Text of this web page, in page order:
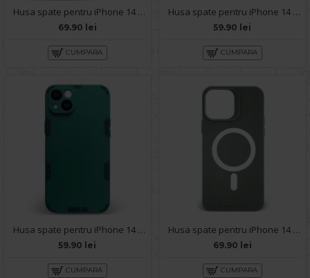
Husa spate pentru iPhone 14 Plus - Slide Case Rosu
69.90 lei
CUMPARA
Husa spate pentru iPhone 14 Plus - Silicon Line Negru
59.90 lei
CUMPARA
Husa spate pentru iPhone 14 Plus - Mantis Case Verde Crud / Negru
59.90 lei
CUMPARA
Husa spate pentru iPhone 14 Plus- YOTOO Case Gri
69.90 lei
CUMPARA